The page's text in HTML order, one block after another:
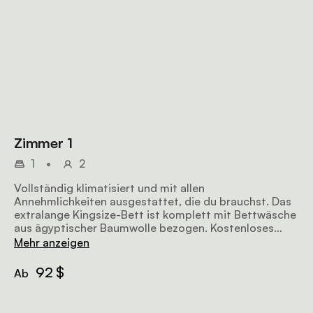
Zimmer 1
1 •
2
Vollständig klimatisiert und mit allen
Annehmlichkeiten ausgestattet, die du brauchst. Das
extralange Kingsize-Bett ist komplett mit Bettwäsche
aus ägyptischer Baumwolle bezogen. Kostenloses
WLAN, Satellitenfernsehen, Kühlschrank,
Badewanne/Dusche. Das Frühstück ist inklusive.
Mehr anzeigen
Ab 92 $